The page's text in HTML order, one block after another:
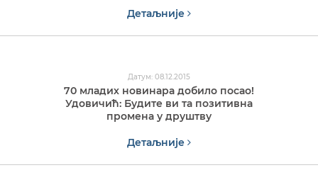
Детаљније
Датум: 08.12.2015
70 младих новинара добило посао!
Удовичић: Будите ви та позитивна
промена у друштву
Детаљније